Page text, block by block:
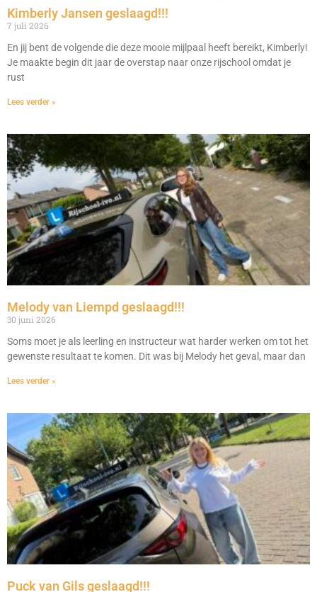
Kimberly Jansen geslaagd!!!
7 juli 2026
En jij bent de volgende die deze mooie mijlpaal heeft bereikt, Kimberly!
Je maakte begin dit jaar de overstap naar onze rijschool omdat je
rust
Lees verder »
Melody van Liempd geslaagd!!!
30 juni 2026
Soms moet je als leerling en instructeur wat harder werken om tot het
gewenste resultaat te komen. Dit was bij Melody het geval, maar dan
Lees verder »
Puck van Gils geslaagd!!!